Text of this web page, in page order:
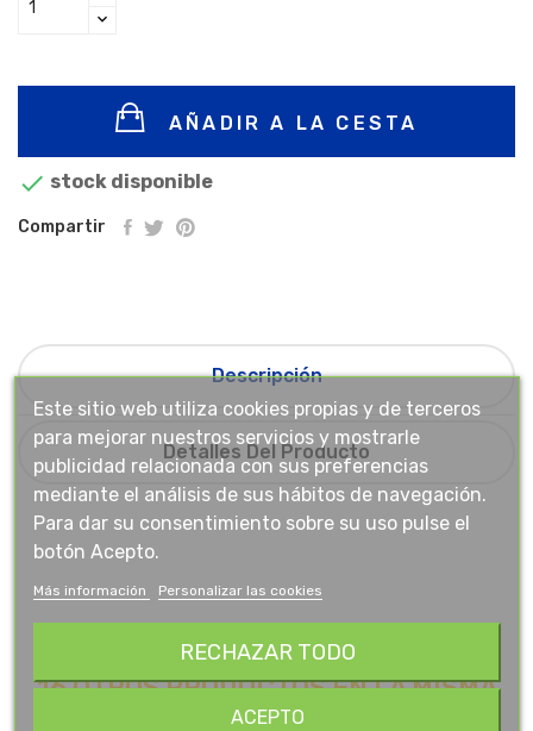
AÑADIR A LA CESTA
 stock disponible
Compartir
Descripción
Detalles Del Producto
16 OTROS PRODUCTOS EN LA MISMA
CATEGORÍA:
Este sitio web utiliza cookies propias y de terceros
para mejorar nuestros servicios y mostrarle
publicidad relacionada con sus preferencias
mediante el análisis de sus hábitos de navegación.
Para dar su consentimiento sobre su uso pulse el
botón Acepto.
Más información Personalizar las cookies
RECHAZAR TODO
ACEPTO